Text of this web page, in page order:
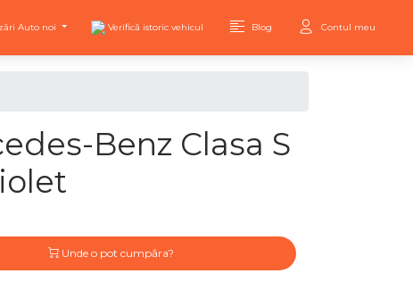
Auto noi Verifică istoric vehicul Blog Contul meu
Benz Clasa S
Unde o pot cumpăra?